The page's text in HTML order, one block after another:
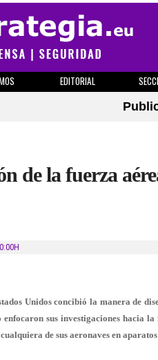
EDITORIAL
de la fuerza
Unidos concibió la manera de
enfocaron sus investigaciones hacia
de sus aeronaves en